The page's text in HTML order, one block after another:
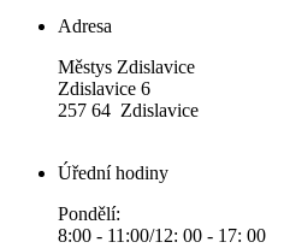
Adresa
Městys Zdislavice
Zdislavice 6
257 64 Zdislavice
Úřední hodiny
Pondělí:
8:00 - 11:00/12: 00 - 17: 00